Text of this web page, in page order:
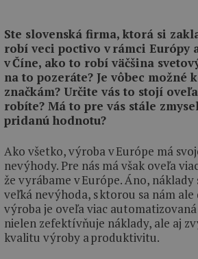
Ste slovenská firma, ktorá si
robí veci poctivo v rámci Európy
v Číne, ako to robí väčšina
na to pozeráte? Je vôbec možné
značkám? Určite vás to stojí
robíte? Má to pre vás stále
pridanú hodnotu?
Ako všetko, výroba v Európe má
nevýhody. Pre nás má však oveľa
že vyrábame v Európe. Áno, náklady
veľká nevýhoda, s ktorou sa nám
výroba je oveľa viac
nielen zefektívňuje náklady, ale aj
kvalitu výroby a produktivitu.